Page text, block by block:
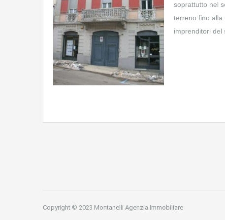
soprattutto nel
terreno fino alla
imprenditori del
Copyright © 2023 Montanelli Agenzia Immobiliare